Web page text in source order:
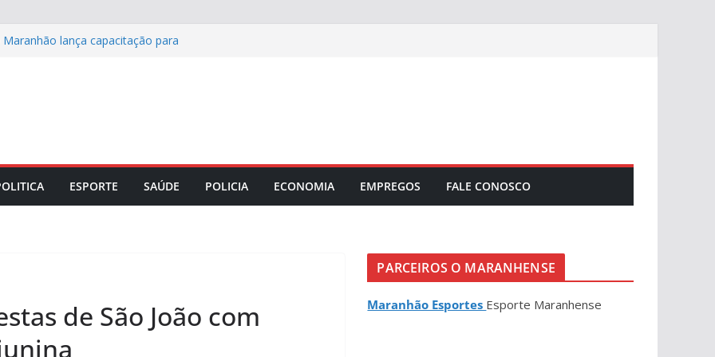
lança capacitação para
pavimento de ruas e avenida
e integridade corporativa para
ESPORTE SAÚDE POLICIA ECONOMIA EMPREGOS FALE CONOSCO
de São João com
PARCEIROS O MARANHENSE
Maranhão Esportes Esporte Maranhense